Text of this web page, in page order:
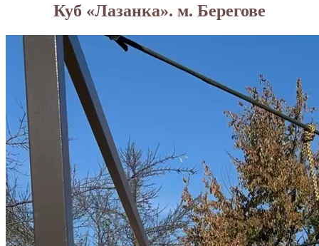
Куб «Лазанка». м. Берегове